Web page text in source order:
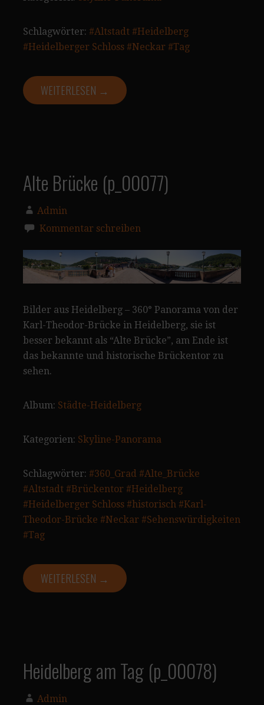
Schlagwörter: #Altstadt #Heidelberg
#Heidelberger Schloss #Neckar #Tag
WEITERLESEN →
Alte Brücke (p_00077)
Admin
Kommentar schreiben
Bilder aus Heidelberg – 360° Panorama von der
Karl-Theodor-Brücke in Heidelberg, sie ist
besser bekannt als “Alte Brücke”, am Ende ist
das bekannte und historische Brückentor zu
sehen.
Album: Städte-Heidelberg
Kategorien: Skyline-Panorama
Schlagwörter: #360_Grad #Alte_Brücke
#Altstadt #Brückentor #Heidelberg
#Heidelberger Schloss #historisch #Karl-
Theodor-Brücke #Neckar #Sehenswürdigkeiten
#Tag
WEITERLESEN →
Heidelberg am Tag (p_00078)
Admin